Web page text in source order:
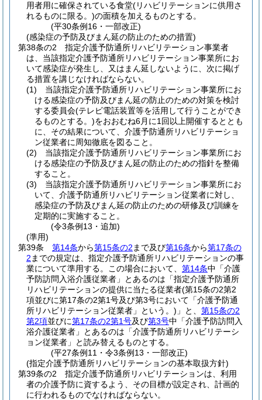
用者用に確保されている食堂(リハビリテーションに供用さ
れるものに限る。)の面積を加えるものとする。
(平30条例16・一部改正)
(感染症の予防及びまん延の防止のための措置)
第38条の2
指定介護予防通所リハビリテーション事業者
は、当該指定介護予防通所リハビリテーション事業所にお
いて感染症が発生し、又はまん延しないように、次に掲げ
る措置を講じなければならない。
(1)
当該指定介護予防通所リハビリテーション事業所にお
ける感染症の予防及びまん延の防止のための対策を検討
する委員会(テレビ電話装置等を活用して行うことができ
るものとする。)をおおむね6月に1回以上開催するととも
に、その結果について、介護予防通所リハビリテーショ
ン従業者に周知徹底を図ること。
(2)
当該指定介護予防通所リハビリテーション事業所にお
ける感染症の予防及びまん延の防止のための指針を整備
すること。
(3)
当該指定介護予防通所リハビリテーション事業所にお
いて、介護予防通所リハビリテーション従業者に対し、
感染症の予防及びまん延の防止のための研修及び訓練を
定期的に実施すること。
(令3条例13・追加)
(準用)
第39条
第14条から第15条の2 まで及び第16条から第17条の
2 までの規定は、指定介護予防通所リハビリテーションの事
業について準用する。
この場合において、 第14条中「介護
予防訪問入浴介護従業者」とあるのは「指定介護予防通所
リハビリテーションの提供に当たる従業者(第15条の2第2
項並びに第17条の2第1号及び第3号において「介護予防通
所リハビリテーション従業者」という。) 」と、 第15条の2
第2項並びに第17条の2第1号及び第3号中「介護予防訪問入
浴介護従業者」とあるのは「介護予防通所リハビリテーシ
ョン従業者」と読み替えるものとする。
(平27条例11・令3条例13・一部改正)
(指定介護予防通所リハビリテーションの基本取扱方針)
第39条の2
指定介護予防通所リハビリテーションは、利用
者の介護予防に資するよう、その目標が設定され、計画的
に行われるものでなければならない。